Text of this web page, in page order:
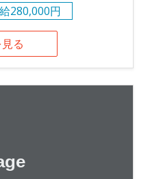
280,000円
る